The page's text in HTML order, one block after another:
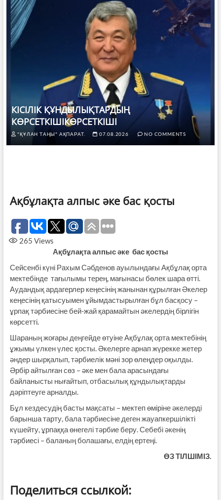
КІСІЛІК ҚҰНДЫЛЫҚТАРДЫҢ
КӨРСЕТКІШІКӨРСЕТКІШІ
"ҚҰЛАН ТАҢЫ" АҚПАРАТ. 07.08.2026 NO COMMENTS
Ақбұлақта алпыс әке бас қосты
265 Views
Ақбұлақта алпыс әке бас қосты
Сейсенбі күні Рахым Сәбденов ауылындағы Ақбұлақ орта
мектебінде тағылымы терең, мағынасы бөлек шара өтті.
Аудандық ардагерлер кеңесінің жанынан құрылған Әкелер
кеңесінің қатысуымен ұйымдастырылған бұл басқосу –
ұрпақ тәрбиесіне бей-жай қарамайтын әкелердің бірлігін
көрсетті.
Шараның жоғары деңгейде өтуіне Ақбұлақ орта мектебінің
ұжымы үлкен үлес қосты. Әкелерге арнап жүрекке жетер
әндер шырқалып, тәрбиелік мәні зор өлеңдер оқылды.
Әрбір айтылған сөз – әке мен бала арасындағы
байланысты нығайтып, отбасылық құндылықтарды
дәріптеуге арналды.
Бұл кездесудің басты мақсаты – мектеп өміріне әкелерді
барынша тарту, бала тәрбиесіне деген жауапкершілікті
күшейту, ұрпаққа өнегелі тәрбие беру. Себебі әкенің
тәрбиесі – баланың болашағы, елдің ертеңі.
ӨЗ ТІЛШІМІЗ.
Поделиться ссылкой: